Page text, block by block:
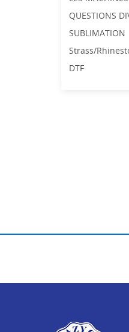
QUESTIONS
SUBLIMATION
Strass/
DTF